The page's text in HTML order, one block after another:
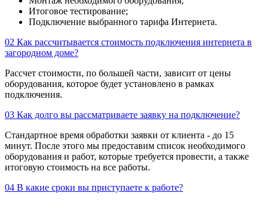
Итоговое тестирование;
Подключение выбранного тарифа Интернета.
02 Как рассчитывается стоимость подключения интернета в
загородном доме?
Рассчет стоимости, по большей части, зависит от цены
оборудования, которое будет установлено в рамках
подключения.
03 Как долго вы рассматриваете заявку на подключение?
Стандартное время обработки заявки от клиента - до 15
минут. После этого мы предоставим список необходимого
оборудования и работ, которые требуется провести, а также
итоговую стоимость на все работы.
04 В какие сроки вы приступаете к работе?